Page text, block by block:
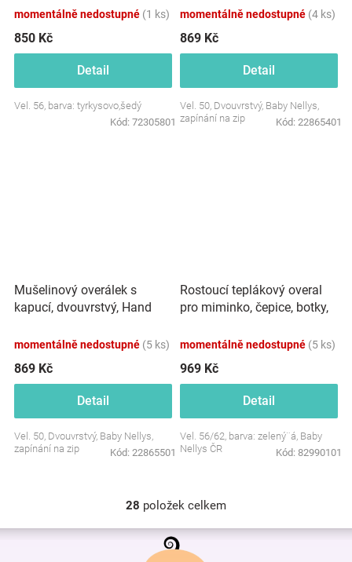
momentálně nedostupné (1 ks)
850 Kč
Detail
Vel. 56, barva: tyrkysovo,šedý
Kód: 72305801
momentálně nedostupné (4 ks)
869 Kč
Detail
Vel. 50, Dvouvrstvý, Baby Nellys,
zapínání na zip
Kód: 22865401
Mušelinový overálek s
kapucí, dvouvrstvý, Hand
momentálně nedostupné (5 ks)
869 Kč
Detail
Vel. 50, Dvouvrstvý, Baby Nellys,
zapínání na zip
Kód: 22865501
Rostoucí teplákový overal
pro miminko, čepice, botky,
momentálně nedostupné (5 ks)
969 Kč
Detail
Vel. 56/62, barva: zelený¨á, Baby
Nellys ČR
Kód: 82990101
O
v
l
28 položek celkem
Z